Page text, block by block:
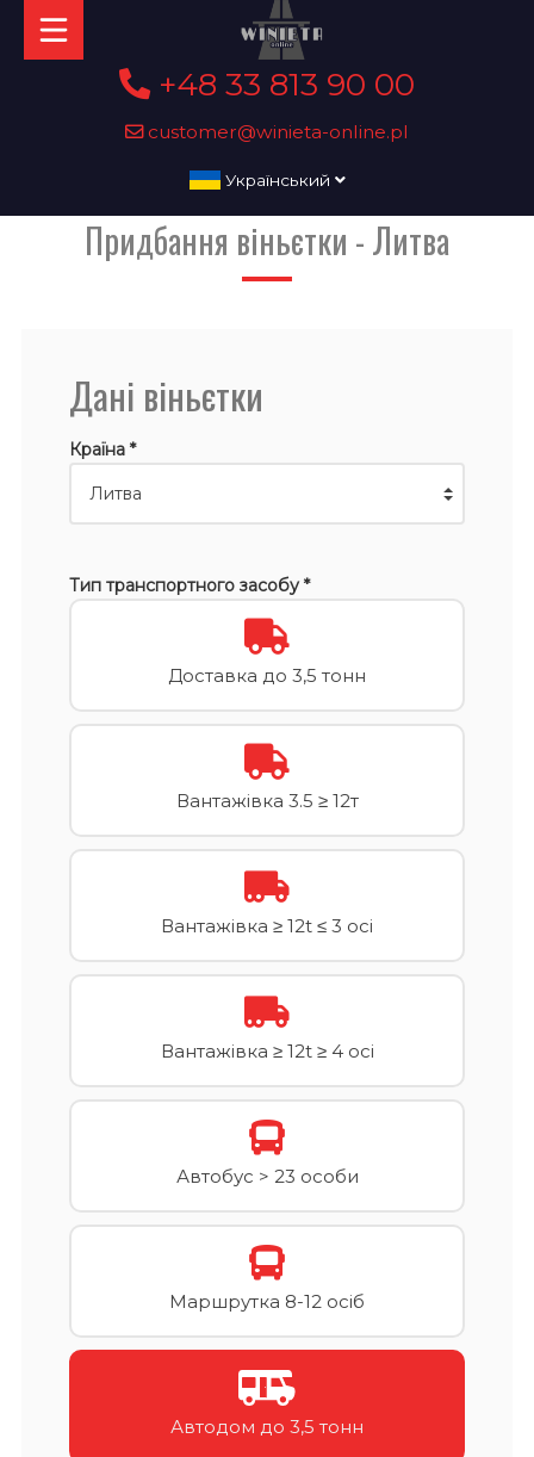
+48 33 813 90 00
customer@winieta-online.pl
Український
Придбання віньєтки - Литва
Дані віньєтки
Країна *
Тип транспортного засобу *
Доставка до 3,5 тонн
Вантажівка 3.5 ≥ 12т
Вантажівка ≥ 12t ≤ 3 осі
Вантажівка ≥ 12t ≥ 4 осі
Автобус > 23 особи
Маршрутка 8-12 осіб
Автодом до 3,5 тонн